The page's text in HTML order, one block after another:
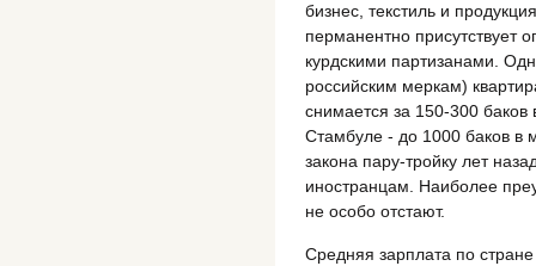
бизнес, текстиль и
перманентно присутствует
курдскими партизанами.
российским меркам)
снимается за 150-300
Стамбуле - до 1000 баков в
закона пару-тройку лет
иностранцам. Наиболее
не особо отстают.
Средняя зарплата по